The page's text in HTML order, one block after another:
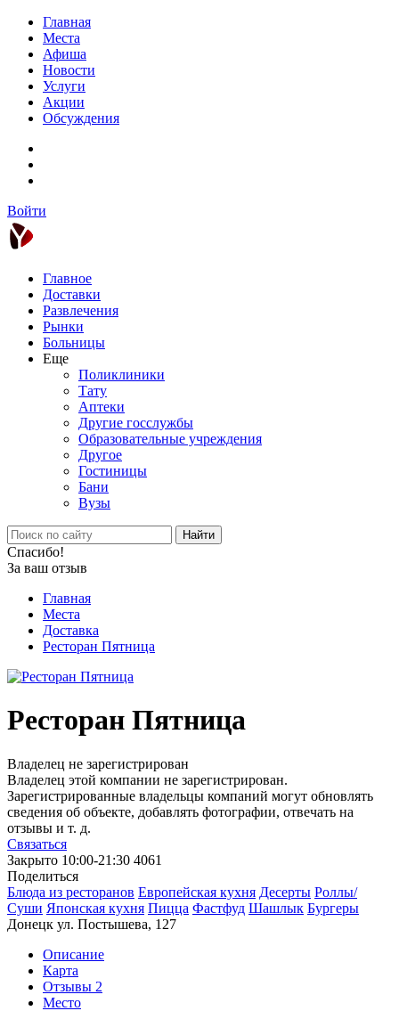
Главная
Места
Афиша
Новости
Услуги
Акции
Обсуждения
Войти
Главное
Доставки
Развлечения
Рынки
Больницы
Еще
Поликлиники
Тату
Аптеки
Другие госслужбы
Образовательные учреждения
Другое
Гостиницы
Бани
Вузы
Найти
Спасибо!
За ваш отзыв
Главная
Места
Доставка
Ресторан Пятница
Ресторан Пятница
Владелец не зарегистрирован
Владелец этой компании не зарегистрирован.
Зарегистрированные владельцы компаний могут обновлять
сведения об объекте, добавлять фотографии, отвечать на
отзывы и т. д.
Связаться
Закрыто 10:00-21:30 4061
Поделиться
Блюда из ресторанов Европейская кухня Десерты Роллы/
Суши Японская кухня Пицца Фастфуд Шашлык Бургеры
Донецк ул. Постышева, 127
Описание
Карта
Отзывы 2
Место